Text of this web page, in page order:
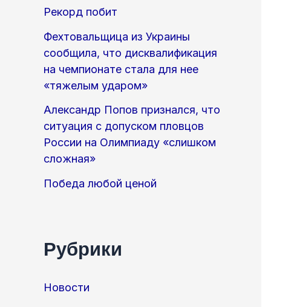
Рекорд побит
Фехтовальщица из Украины
сообщила, что дисквалификация
на чемпионате стала для нее
«тяжелым ударом»
Александр Попов признался, что
ситуация с допуском пловцов
России на Олимпиаду «слишком
сложная»
Победа любой ценой
Рубрики
Новости